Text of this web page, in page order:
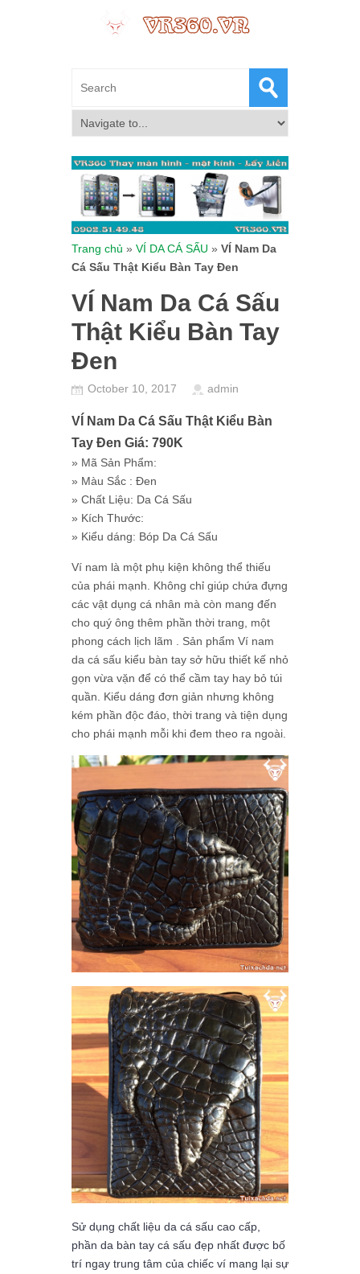
Trang chủ » VÍ DA CÁ SẤU » VÍ Nam Da
Cá Sấu Thật Kiểu Bàn Tay Đen
VÍ Nam Da Cá Sấu
Thật Kiểu Bàn Tay
Đen
October 10, 2017 admin
VÍ Nam Da Cá Sấu Thật Kiểu Bàn
Tay Đen Giá: 790K
» Mã Sản Phẩm:
» Màu Sắc : Đen
» Chất Liệu: Da Cá Sấu
» Kích Thước:
» Kiểu dáng: Bóp Da Cá Sấu
Ví nam là một phụ kiện không thể thiếu
của phái mạnh. Không chỉ giúp chứa đựng
các vật dụng cá nhân mà còn mang đến
cho quý ông thêm phần thời trang, một
phong cách lịch lãm . Sản phẩm Ví nam
da cá sấu kiểu bàn tay sở hữu thiết kế nhỏ
gọn vừa vặn để có thể cầm tay hay bỏ túi
quần. Kiểu dáng đơn giản nhưng không
kém phần độc đáo, thời trang và tiện dụng
cho phái mạnh mỗi khi đem theo ra ngoài.
Sử dụng chất liệu da cá sấu cao cấp,
phần da bàn tay cá sấu đẹp nhất được bố
trí ngay trung tâm của chiếc ví mang lại sự